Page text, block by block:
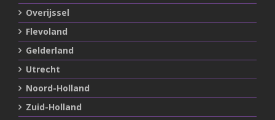
Overijssel
Flevoland
Gelderland
Utrecht
Noord-Holland
Zuid-Holland